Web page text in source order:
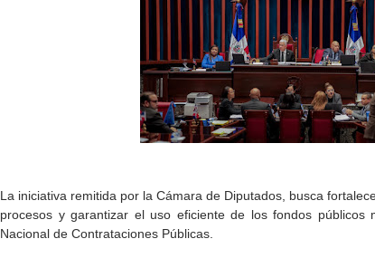
La iniciativa remitida por la Cámara de Diputados, busca
procesos y garantizar el uso eficiente de los fondos públicos
Nacional de Contrataciones Públicas.